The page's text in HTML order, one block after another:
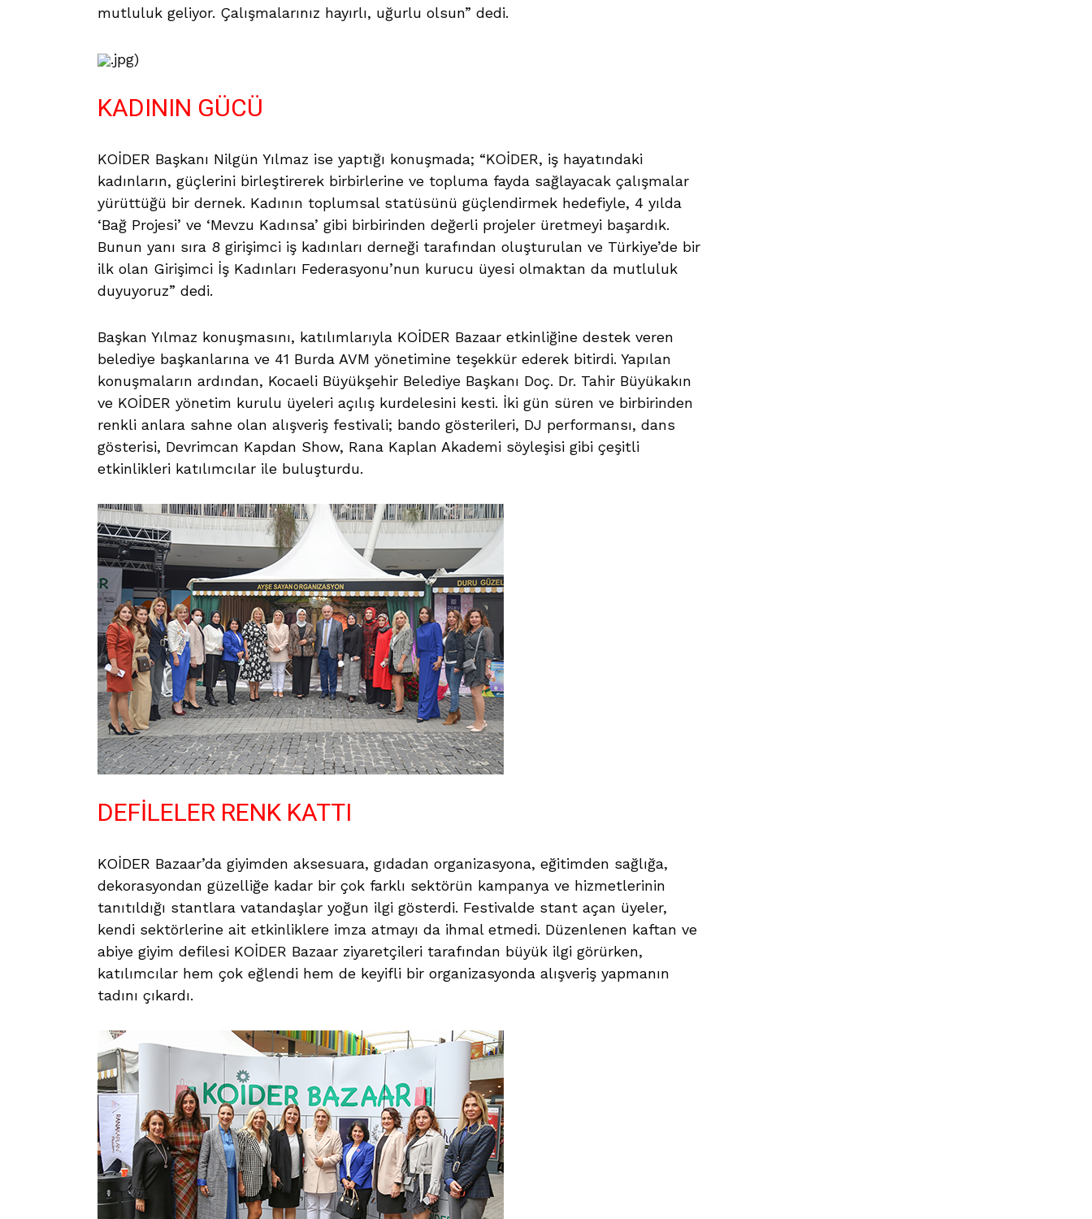
mutluluk geliyor. Çalışmalarınız hayırlı, uğurlu olsun” dedi.
.jpg)
KADININ GÜCÜ
KOİDER Başkanı Nilgün Yılmaz ise yaptığı konuşmada; “KOİDER, iş hayatındaki
kadınların, güçlerini birleştirerek birbirlerine ve topluma fayda sağlayacak çalışmalar
yürüttüğü bir dernek. Kadının toplumsal statüsünü güçlendirmek hedefiyle, 4 yılda
‘Bağ Projesi’ ve ‘Mevzu Kadınsa’ gibi birbirinden değerli projeler üretmeyi başardık.
Bunun yanı sıra 8 girişimci iş kadınları derneği tarafından oluşturulan ve Türkiye’de bir
ilk olan Girişimci İş Kadınları Federasyonu’nun kurucu üyesi olmaktan da mutluluk
duyuyoruz” dedi.
Başkan Yılmaz konuşmasını, katılımlarıyla KOİDER Bazaar etkinliğine destek veren
belediye başkanlarına ve 41 Burda AVM yönetimine teşekkür ederek bitirdi. Yapılan
konuşmaların ardından, Kocaeli Büyükşehir Belediye Başkanı Doç. Dr. Tahir Büyükakın
ve KOİDER yönetim kurulu üyeleri açılış kurdelesini kesti. İki gün süren ve birbirinden
renkli anlara sahne olan alışveriş festivali; bando gösterileri, DJ performansı, dans
gösterisi, Devrimcan Kapdan Show, Rana Kaplan Akademi söyleşisi gibi çeşitli
etkinlikleri katılımcılar ile buluşturdu.
DEFİLELER RENK KATTI
KOİDER Bazaar’da giyimden aksesuara, gıdadan organizasyona, eğitimden sağlığa,
dekorasyondan güzelliğe kadar bir çok farklı sektörün kampanya ve hizmetlerinin
tanıtıldığı stantlara vatandaşlar yoğun ilgi gösterdi. Festivalde stant açan üyeler,
kendi sektörlerine ait etkinliklere imza atmayı da ihmal etmedi. Düzenlenen kaftan ve
abiye giyim defilesi KOİDER Bazaar ziyaretçileri tarafından büyük ilgi görürken,
katılımcılar hem çok eğlendi hem de keyifli bir organizasyonda alışveriş yapmanın
tadını çıkardı.